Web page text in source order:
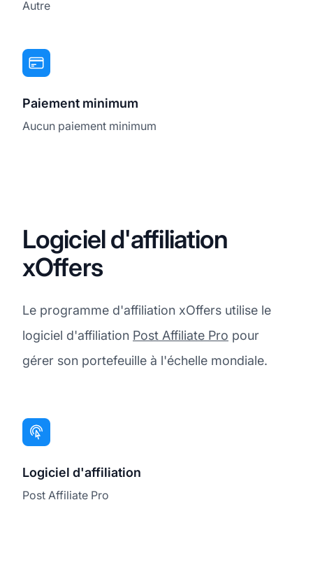
Autre
Paiement minimum
Aucun paiement minimum
Logiciel d'affiliation
xOffers
Le programme d'affiliation xOffers utilise le
logiciel d'affiliation Post Affiliate Pro pour
gérer son portefeuille à l'échelle mondiale.
Logiciel d'affiliation
Post Affiliate Pro